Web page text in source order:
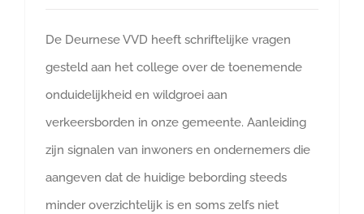
De Deurnese VVD heeft schriftelijke vragen
gesteld aan het college over de toenemende
onduidelijkheid en wildgroei aan
verkeersborden in onze gemeente. Aanleiding
zijn signalen van inwoners en ondernemers die
aangeven dat de huidige bebording steeds
minder overzichtelijk is en soms zelfs niet